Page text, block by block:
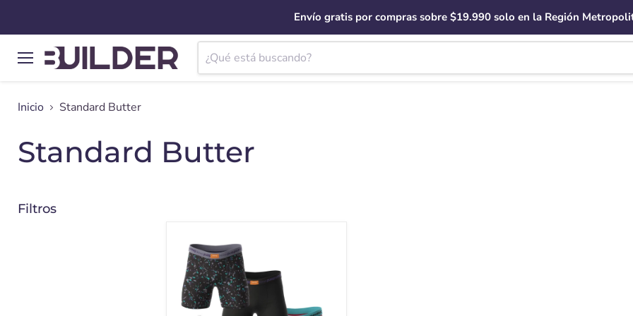
Envío gratis por compras sobre $19.990 solo en la Región
Menú
Inicio
Standard Butter
Standard Butter
Filtros
Hombre
Algodon
Calzoncillos
Standard
Pack